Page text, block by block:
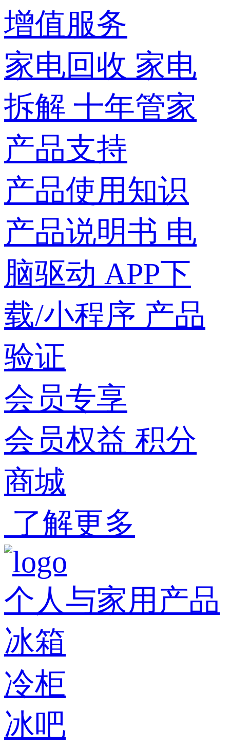
增值服务
家电回收 家电
拆解 十年管家
产品支持
产品使用知识
产品说明书 电
脑驱动 APP下
载/小程序 产品
验证
会员专享
会员权益 积分
商城
了解更多
个人与家用产品
冰箱
冷柜
冰吧